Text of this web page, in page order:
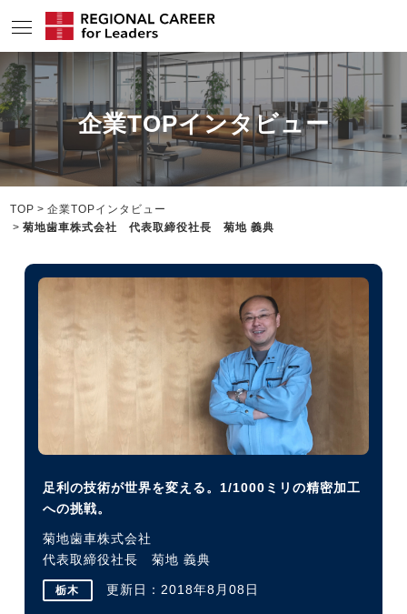
サービスの特長
求人情報
転職成功者インタビュー
地域の特色
リサーチ
メディア紹介実績
中長期で転職をお考えの方
企業TOPインタビュー
TOP
企業TOPインタビュー
菊地歯車株式会社 代表取締役社長 菊地 義典
足利の技術が世界を変える。1/1000ミリの精密加工
への挑戦。
菊地歯車株式会社
代表取締役社長 菊地 義典
栃木 更新日：2018年8月08日